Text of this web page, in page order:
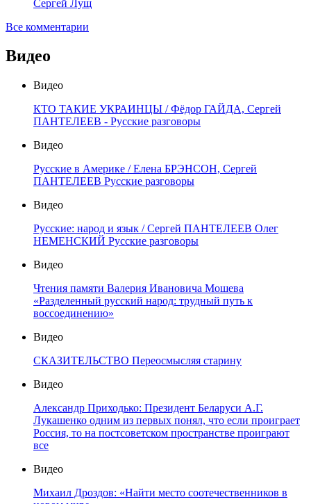
Сергей Лущ
Все комментарии
Видео
Видео
КТО ТАКИЕ УКРАИНЦЫ / Фёдор ГАЙДА, Сергей
ПАНТЕЛЕЕВ - Русские разговоры
Видео
Русские в Америке / Елена БРЭНСОН, Сергей
ПАНТЕЛЕЕВ Русские разговоры
Видео
Русские: народ и язык / Сергей ПАНТЕЛЕЕВ Олег
НЕМЕНСКИЙ Русские разговоры
Видео
Чтения памяти Валерия Ивановича Мошева
«Разделенный русский народ: трудный путь к
воссоединению»
Видео
СКАЗИТЕЛЬСТВО Переосмысляя старину
Видео
Александр Приходько: Президент Беларуси А.Г.
Лукашенко одним из первых понял, что если проиграет
Россия, то на постсоветском пространстве проиграют
все
Видео
Михаил Дроздов: «Найти место соотечественников в